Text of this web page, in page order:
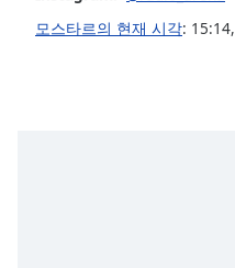
모스타르의 현재 시각: 15:14,